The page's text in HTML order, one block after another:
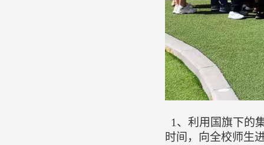
1、利用国旗下的
时间，向全校师生